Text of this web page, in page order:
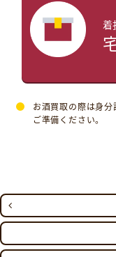
着
お酒買取の際は身
ご準備ください。